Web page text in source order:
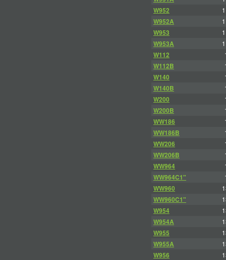
W952
W952A
W953
W953A
W112
W112B
W140
W140B
W200
W200B
WW186
WW186B
WW206
WW206B
WW964
WW964C1"
WW960
WW960C1"
W954
W954A
W955
W955A
W956